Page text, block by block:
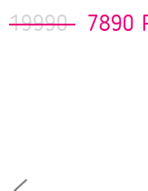
19990 7890